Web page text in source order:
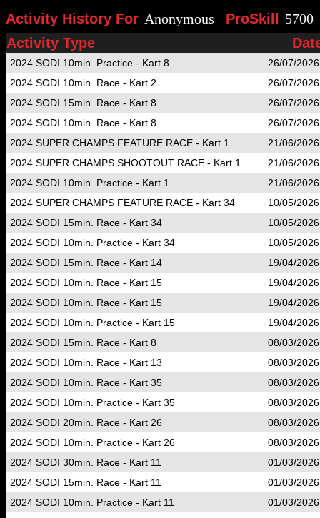
Activity History For Anonymous ProSkill
5700
Activity Type
2024 SODI 10min. Practice - Kart 8
26/07/
2024 SODI 10min. Race - Kart 2
26/07/
2024 SODI 15min. Race - Kart 8
26/07/
2024 SODI 10min. Race - Kart 8
26/07/
2024 SUPER CHAMPS FEATURE RACE - Kart 1
21/06/
2024 SUPER CHAMPS SHOOTOUT RACE - Kart 1
21/06/
2024 SODI 10min. Practice - Kart 1
21/06/
2024 SUPER CHAMPS FEATURE RACE - Kart 34
10/05/
2024 SODI 15min. Race - Kart 34
10/05/
2024 SODI 10min. Practice - Kart 34
10/05/
2024 SODI 15min. Race - Kart 14
19/04/
2024 SODI 10min. Race - Kart 15
19/04/
2024 SODI 10min. Race - Kart 15
19/04/
2024 SODI 10min. Practice - Kart 15
19/04/
2024 SODI 15min. Race - Kart 8
08/03/
2024 SODI 10min. Race - Kart 13
08/03/
2024 SODI 10min. Race - Kart 35
08/03/
2024 SODI 10min. Practice - Kart 35
08/03/
2024 SODI 20min. Race - Kart 26
08/03/
2024 SODI 10min. Practice - Kart 26
08/03/
2024 SODI 30min. Race - Kart 11
01/03/
2024 SODI 15min. Race - Kart 11
01/03/
2024 SODI 10min. Practice - Kart 11
01/03/